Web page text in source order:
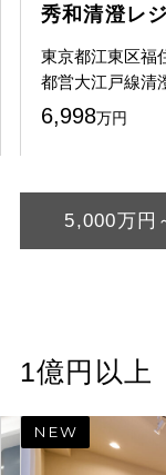
秀和清澄レ
東京都江東区福
都営大江戸線清
6,998万円
5,000万円
1億円以上
NEW